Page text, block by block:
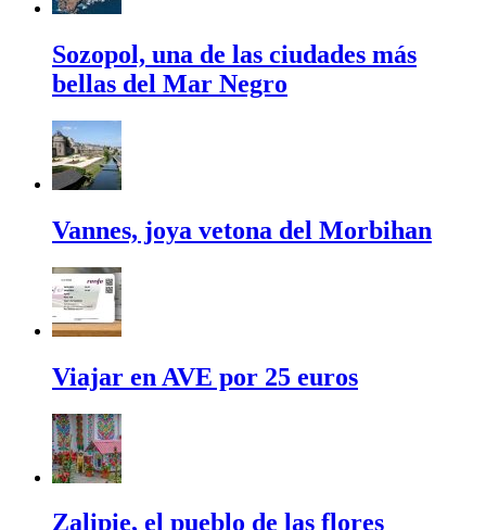
Sozopol, una de las ciudades más
bellas del Mar Negro
Vannes, joya vetona del Morbihan
Viajar en AVE por 25 euros
Zalipie, el pueblo de las flores